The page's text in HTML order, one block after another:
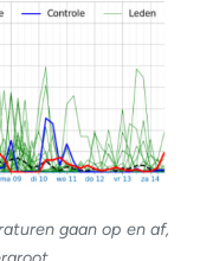
gaan op en af,